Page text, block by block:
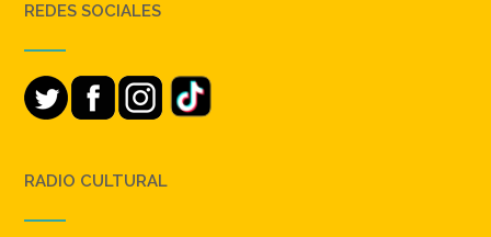
REDES SOCIALES
RADIO CULTURAL